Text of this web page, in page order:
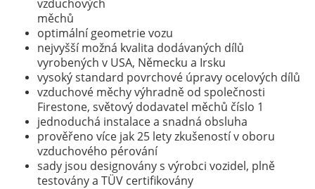
vzduchových
měchů
optimální geometrie vozu
nejvyšší možná kvalita dodávaných dílů
vyrobených v USA, Německu a Irsku
vysoký standard povrchové úpravy ocelových dílů
vzduchové měchy výhradně od společnosti
Firestone, světový dodavatel měchů číslo 1
jednoduchá instalace a snadná obsluha
prověřeno více jak 25 lety zkušeností v oboru
vzduchového pérování
sady jsou designovány s výrobci vozidel, plně
testovány a TÜV certifikovány